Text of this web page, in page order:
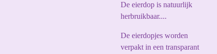
De eierdop is natuurlijk
herbruikbaar....
De eierdopjes worden
verpakt in een transparant